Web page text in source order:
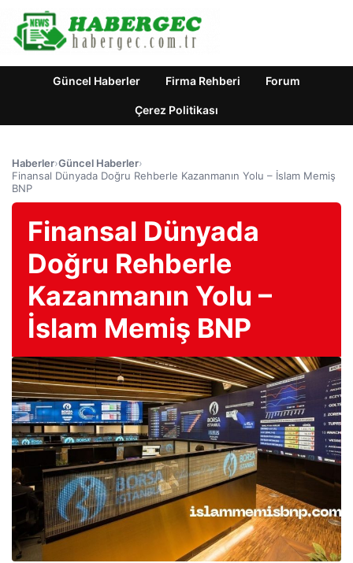
Güncel Haberler Firma Rehberi Forum
Çerez Politikası
Haberler›Güncel Haberler›
Finansal Dünyada Doğru Rehberle Kazanmanın Yolu – İslam Memiş
BNP
Finansal Dünyada
Doğru Rehberle
Kazanmanın Yolu –
İslam Memiş BNP